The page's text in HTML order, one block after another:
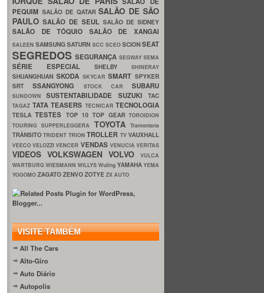
PEQUIM SALÃO DE QATARSALÃO DE SÃO
PAULO SALÃO DE SEUL SALÃO DE SIDNEY
SALÃO DE TÓQUIO SALÃO DE XANGAI
SALEENSAMSUNGSATURN SCC SCEO SCIONSEAT
SEGREDOSSEGURANÇA SEGWAYSEMA
SÉRIE ESPECIAL SHELBY SHINERAY
SHUANGHUAN SKODA SKYCARSMART SPYKER
SRTSSANGYONG STOCK CAR SUBARU
SUNDOWNSUSTENTABILIDADE SUZUKITAC
TAGAZ TATA TEASERS TECNICAR TECNOLOGIA
TESLATESTES TOP 10TOP GEARTOROIDION
TOURING SUPPERLEGGERA TOYOTATramontana
TRÂNSITOTRIDENT TRIONTROLLER TVVAUXHALL
VEECOVELOZZIVENCER VENDAS VENUCIAVERITAS
VIDEOS VOLKSWAGEN VOLVO
VULCA
WARTBURG WIESMANN WILLYS Wuling YAMAHA YEMA
YOGOMO ZAGATOZENVOZOTYE ZX AUTO
VISITE TAMBÉM
All The Cars
Alto-Giro
Auto Diário
Autopolis